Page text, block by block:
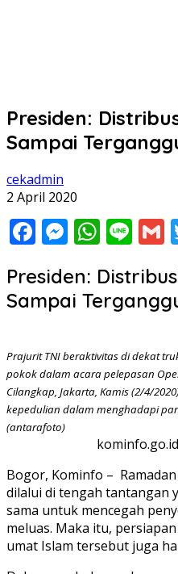
Presiden:
Sampai
cekadmin
2 April 2020
Facebook
Presiden:
Sampai
Prajurit TNI beraktivitas di dekat
pokok dalam acara pelepasan
Cilangkap, Jakarta, Kamis (2/4/
kepedulian dalam menghadapi
(antarafoto)
kominfo.go.id
Bogor, Kominfo –
dilalui di tengah tantangan
sama untuk mencegah
meluas. Maka itu,
umat Islam tersebut juga